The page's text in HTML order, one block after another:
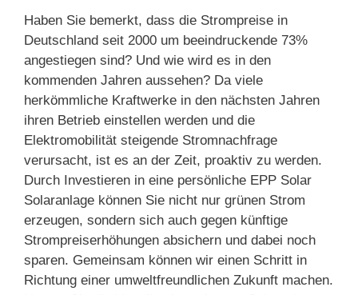
Haben Sie bemerkt, dass die Strompreise in
Deutschland seit 2000 um beeindruckende 73%
angestiegen sind? Und wie wird es in den
kommenden Jahren aussehen? Da viele
herkömmliche Kraftwerke in den nächsten Jahren
ihren Betrieb einstellen werden und die
Elektromobilität steigende Stromnachfrage
verursacht, ist es an der Zeit, proaktiv zu werden.
Durch Investieren in eine persönliche EPP Solar
Solaranlage können Sie nicht nur grünen Strom
erzeugen, sondern sich auch gegen künftige
Strompreiserhöhungen absichern und dabei noch
sparen. Gemeinsam können wir einen Schritt in
Richtung einer umweltfreundlichen Zukunft machen.